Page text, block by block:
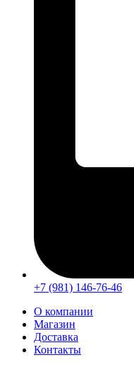
+7 (981) 146-76-46
О компании
Магазин
Доставка
Контакты